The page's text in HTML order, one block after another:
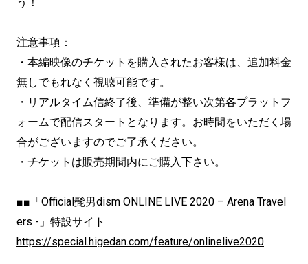
注意事項：
・本編映像のチケットを購入されたお客様は、追加料金
無しでもれなく視聴可能です。
・リアルタイム信終了後、準備が整い次第各プラットフ
ォームで配信スタートとなります。お時間をいただく場
合がございますのでご了承ください。
・チケットは販売期間内にご購入下さい。
■■「Official髭男dism ONLINE LIVE 2020 – Arena Travel
ers -」特設サイト
https://special.higedan.com/feature/onlinelive2020